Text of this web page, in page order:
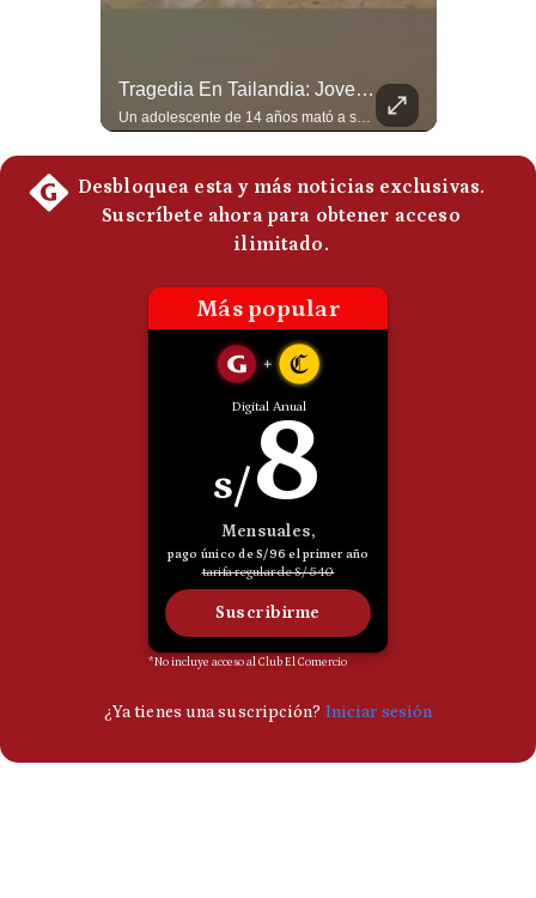
Preguntas
Frecuentes
Tragedia En Tailandia: Joven De 14 Años Ataca A Su Familia Y Colegio | Gestión Mundo
Un adolescente de 14 años mató a sus abuelos y luego atacó su colegio de secundaria en Tailandia, dejando cinco fallecidos adicionales y más de 30 heridos antes de quitarse la vida. Según las autoridades y el primer ministro Anutin Charnvirakul, el hecho habría sido motivado por estrés académico extremo. El suceso reabre el debate sobre la alta posesión de armas de fuego en el país asiático. #Tailandia #Noticias #UltimaHora #NoticiasInternacionales #Shorts 👉 Suscríbete y activa la campana para no perderte nuestro análisis diario. 🌎 Síguenos en nuestras redes sociales: 📌 Web oficial: https://gestion.pe/mundo/ 📌 LinkedIn: http://bit.ly/3HYIET0 📌 X (Twitter): http://bit.ly/4noZtX9 📌 TikTok: http://bit.ly/4evB6TO